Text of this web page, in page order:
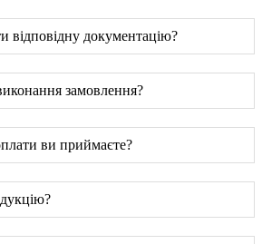
відповідну документацію?
замовлення?
ви приймаєте?